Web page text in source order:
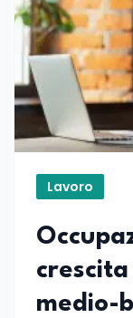
Lavoro
medio-